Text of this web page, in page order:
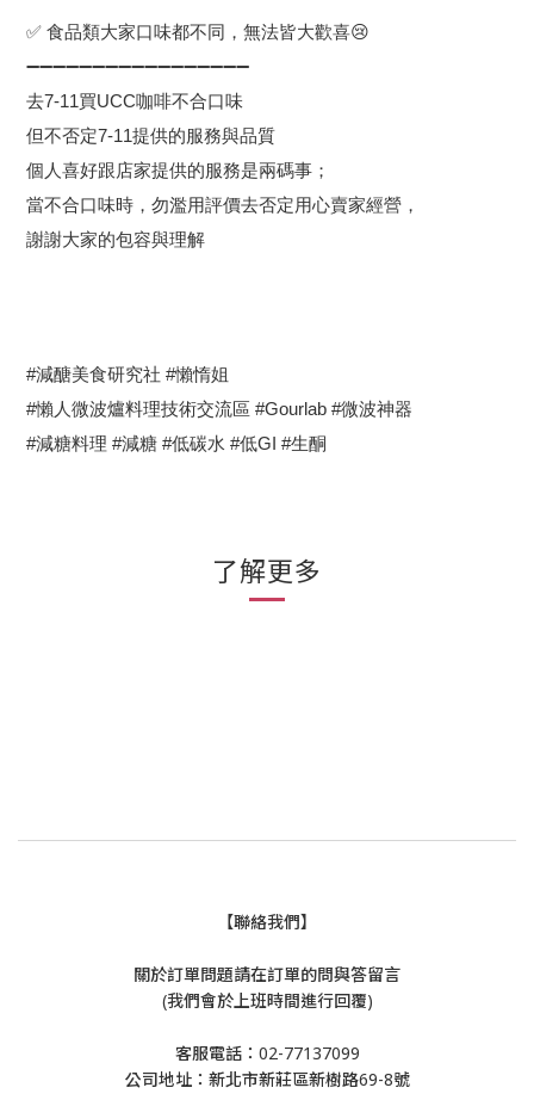
✅ 食品類大家口味都不同，無法皆大歡喜😢
➖➖➖➖➖➖➖➖➖➖➖➖➖➖➖➖➖
去7-11買UCC咖啡不合口味
但不否定7-11提供的服務與品質
個人喜好跟店家提供的服務是兩碼事；
當不合口味時，勿濫用評價去否定用心賣家經營，
謝謝大家的包容與理解
#減醣美食研究社 #懶惰姐
#懶人微波爐料理技術交流區 #Gourlab #微波神器
#減糖料理 #減糖 #低碳水 #低GI #生酮
了解更多
【聯絡我們】
關於訂單問題請在訂單的問與答留言
(我們會於上班時間進行回覆)
客服電話：02-77137099
公司地址：新北市新莊區新樹路69-8號